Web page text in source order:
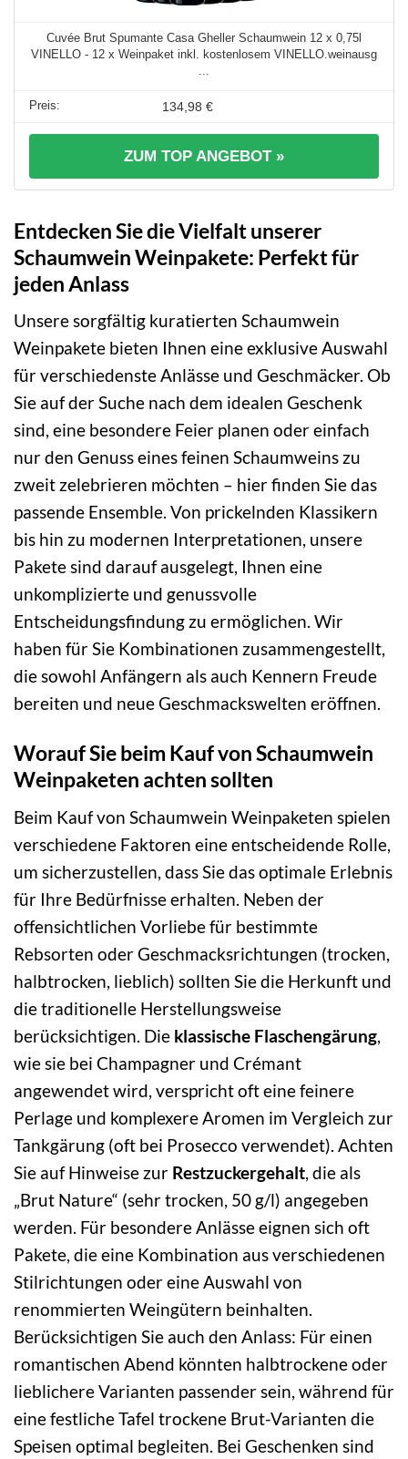
Cuvée Brut Spumante Casa Gheller Schaumwein 12 x 0,75l
VINELLO - 12 x Weinpaket inkl. kostenlosem VINELLO.weinausg
134,98 €
ZUM TOP ANGEBOT »
Entdecken Sie die Vielfalt unserer
Schaumwein Weinpakete: Perfekt für
jeden Anlass
Unsere sorgfältig kuratierten Schaumwein
Weinpakete bieten Ihnen eine exklusive Auswahl
für verschiedenste Anlässe und Geschmäcker. Ob
Sie auf der Suche nach dem idealen Geschenk
sind, eine besondere Feier planen oder einfach
nur den Genuss eines feinen Schaumweins zu
zweit zelebrieren möchten – hier finden Sie das
passende Ensemble. Von prickelnden Klassikern
bis hin zu modernen Interpretationen, unsere
Pakete sind darauf ausgelegt, Ihnen eine
unkomplizierte und genussvolle
Entscheidungsfindung zu ermöglichen. Wir
haben für Sie Kombinationen zusammengestellt,
die sowohl Anfängern als auch Kennern Freude
bereiten und neue Geschmackswelten eröffnen.
Worauf Sie beim Kauf von Schaumwein
Weinpaketen achten sollten
Beim Kauf von Schaumwein Weinpaketen spielen
verschiedene Faktoren eine entscheidende Rolle,
um sicherzustellen, dass Sie das optimale Erlebnis
für Ihre Bedürfnisse erhalten. Neben der
offensichtlichen Vorliebe für bestimmte
Rebsorten oder Geschmacksrichtungen (trocken,
halbtrocken, lieblich) sollten Sie die Herkunft und
die traditionelle Herstellungsweise
berücksichtigen. Die klassische Flaschengärung,
wie sie bei Champagner und Crémant
angewendet wird, verspricht oft eine feinere
Perlage und komplexere Aromen im Vergleich zur
Tankgärung (oft bei Prosecco verwendet). Achten
Sie auf Hinweise zur Restzuckergehalt, die als
„Brut Nature“ (sehr trocken, 50 g/l) angegeben
werden. Für besondere Anlässe eignen sich oft
Pakete, die eine Kombination aus verschiedenen
Stilrichtungen oder eine Auswahl von
renommierten Weingütern beinhalten.
Berücksichtigen Sie auch den Anlass: Für einen
romantischen Abend könnten halbtrockene oder
lieblichere Varianten passender sein, während für
eine festliche Tafel trockene Brut-Varianten die
Speisen optimal begleiten. Bei Geschenken sind